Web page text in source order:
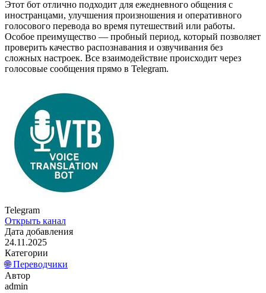
Этот бот отлично подходит для ежедневного общения с
иностранцами, улучшения произношения и оперативного
голосового перевода во время путешествий или работы.
Особое преимущество — пробный период, который позволяет
проверить качество распознавания и озвучивания без
сложных настроек. Все взаимодействие происходит через
голосовые сообщения прямо в Telegram.
Telegram
Открыть канал
Дата добавления
24.11.2025
Категории
🌐 Переводчики
Автор
admin